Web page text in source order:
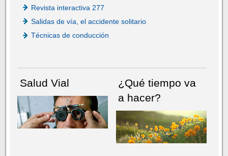
Revista interactiva 277
Salidas de vía, el accidente solitario
Técnicas de conducción
Salud Vial
¿Qué tiempo va
a hacer?